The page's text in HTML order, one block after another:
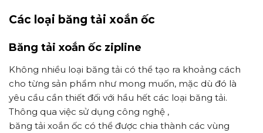
Các loại băng tải xoắn ốc
Băng tải xoắn ốc zipline
Không nhiều loại băng tải có thể tạo ra khoảng cách
cho từng sản phẩm như mong muốn, mặc dù đó là
yêu cầu cần thiết đối với hầu hết các loại băng tải.
Thông qua việc sử dụng công nghệ ,
băng tải xoắn ốc có thể được chia thành các vùng